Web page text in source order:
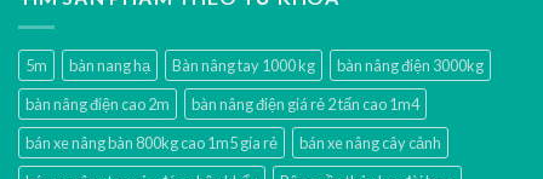
5m bàn nang hạ Bàn nâng tay 1000 kg
bàn nâng điện 3000kg
bàn nâng điện cao 2m
bàn nâng điện giá rẻ 2 tấn cao 1m4
bán xe nâng bàn 800kg cao 1m5 gía rẻ
bán xe nâng cây cảnh